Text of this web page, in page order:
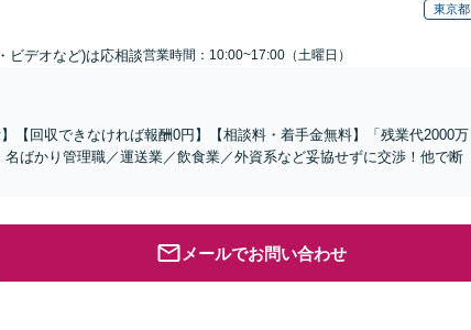
東京都
ビデオなど)は応相談営業時間：10:00~17:00（土曜日）
【回収できなければ報酬0円】【相談料・着手金無料】「残業代2000万
ばかり管理職／運送業／飲食業／外資系など妥協せずに交渉！他で断
メールでお問い合わせ